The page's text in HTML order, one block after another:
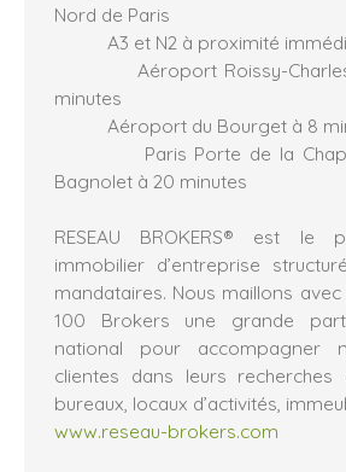
Nord de Paris
A3 et N2 à proximité
Aéroport Roissy-Charles
minutes
Aéroport du Bourget à 8
Paris Porte de la
Bagnolet à 20 minutes
RESEAU BROKERS® est le
immobilier d’entreprise
mandataires. Nous maillons
100 Brokers une grande
national pour accompagner
clientes dans leurs recherches
bureaux, locaux d’activités,
www.reseau-brokers.com